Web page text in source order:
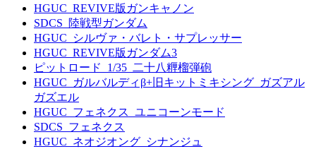
HGUC_REVIVE版ガンキャノン
SDCS_陸戦型ガンダム
HGUC_シルヴァ・バレト・サプレッサー
HGUC_REVIVE版ガンダム3
ピットロード_1/35_二十八糎榴弾砲
HGUC_ガルバルディβ+旧キットミキシング_ガズアル
ガズエル
HGUC_フェネクス_ユニコーンモード
SDCS_フェネクス
HGUC_ネオジオング_シナンジュ